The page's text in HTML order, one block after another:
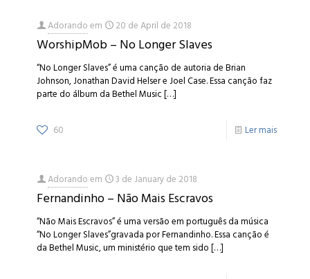
Adorandoem 20 de April de 2018
WorshipMob – No Longer Slaves
“No Longer Slaves” é uma canção de autoria de Brian
Johnson, Jonathan David Helser e Joel Case. Essa canção faz
parte do álbum da Bethel Music[…]
60 Ler mais
Adorandoem 3 de January de 2018
Fernandinho – Não Mais Escravos
“Não Mais Escravos” é uma versão em português da música
“No Longer Slaves”gravada por Fernandinho. Essa canção é
da Bethel Music, um ministério que tem sido[…]